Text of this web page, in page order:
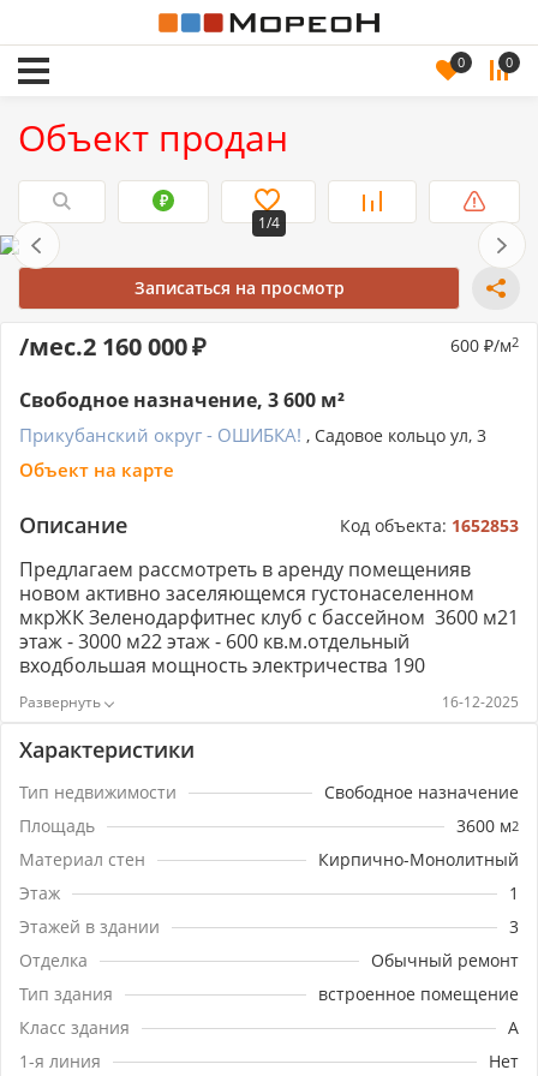
0 0
Объект продан
1/4
Записаться на просмотр
Свободное назначение, 3 600 м²
Прикубанский округ - ОШИБКА! , Садовое кольцо ул, 3
Объект на карте
2 160 000
/мес. 600 /м2
Описание Код объекта: 1652853
Предлагаем рассмотреть в аренду помещенияв
новом активно заселяющемся густонаселенном
мкрЖК Зеленодарфитнес клуб с бассейном 3600 м21
этаж - 3000 м22 этаж - 600 кв.м.отдельный
входбольшая мощность электричества 190
количества КвТбассейн 25*8м. глубина от 1,2 до 2
мвысота потолков от 3,4 до 4,8 мвсе коммуникации
центральныедолгосрочный договор каникулы и
сроки подготовки обсуждаютсябольшая
парковказеленая прогулочная
зонагустонаселенный мкррядом завершается
строительство торгово-офисного центраПо данному
объекту условия обсуждаются
индивидуально.Предложение от собственника без
комиссии.По всем вопросам ответим, Звоните!
Номер объекта: #5/1652853/3069
16-12-2025
Характеристики
Тип недвижимости
Свободное назначение
Площадь
3600 м2
Материал стен
Кирпично-Монолитный
Этаж
1
Этажей в здании
3
Отделка
Обычный ремонт
Тип здания
встроенное помещение
Класс здания
A
1-я линия
Нет